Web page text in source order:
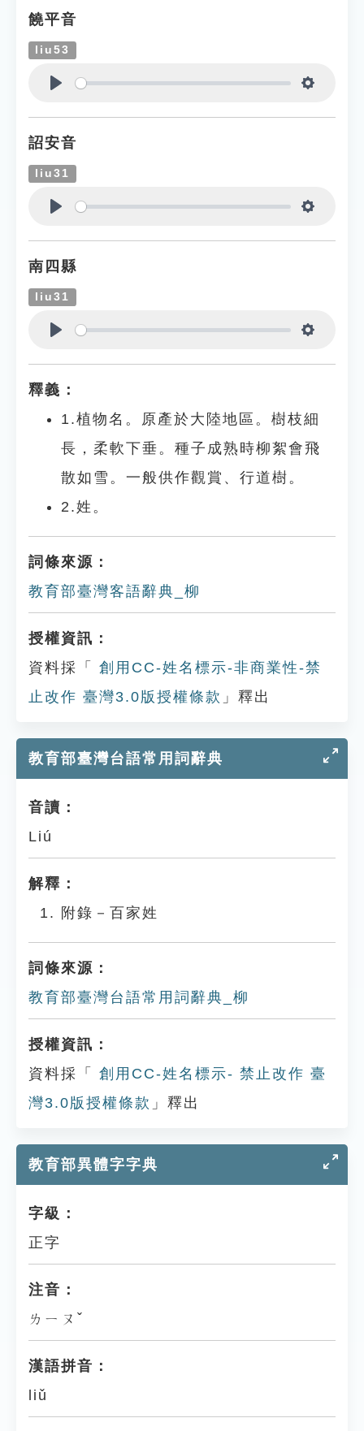
饒平音
liu53
詔安音
liu31
南四縣
liu31
釋義：
1.植物名。原產於大陸地區。樹枝細
長，柔軟下垂。種子成熟時柳絮會飛
散如雪。一般供作觀賞、行道樹。
2.姓。
詞條來源：
教育部臺灣客語辭典_柳
授權資訊：
資料採「
創用CC-姓名標示-非商業性-禁
止改作 臺灣3.0版授權條款 」釋出
教育部臺灣台語常用詞辭典
音讀：
Liú
解釋：
附錄－百家姓
詞條來源：
教育部臺灣台語常用詞辭典_柳
授權資訊：
資料採「
創用CC-姓名標示- 禁止改作 臺
灣3.0版授權條款 」釋出
教育部異體字字典
字級：
正字
注音：
ㄌㄧㄡˇ
漢語拼音：
liǔ